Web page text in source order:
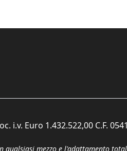
i.v. Euro 1.432.522,00 C.F.
mezzo e l'adattamento